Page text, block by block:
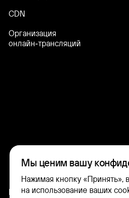
CDN
Организация
онлайн‑трансляций
hello@kinescope.ru
Мы ценим вашу
Нажимая кнопку «Принять»,
на использование ваших